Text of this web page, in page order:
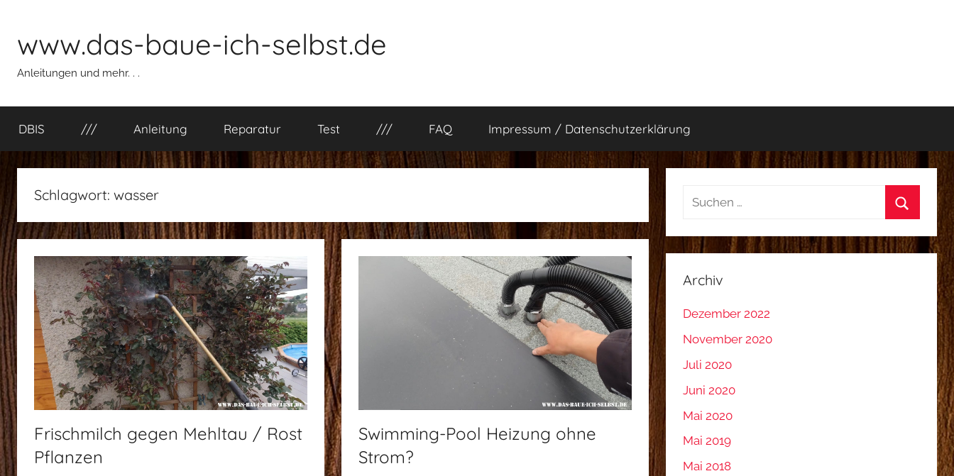
springen
www.das-baue-ich-selbst.de
Anleitungen und mehr. . .
DBIS /// Anleitung Reparatur Test /// FAQ Impressum / Datenschutzerklärung
Schlagwort: wasser
Frischmilch gegen Mehltau / Rost
Pflanzen
Swimming-Pool Heizung ohne
Strom?
Suchen
Suchen
Archiv
Dezember 2022
November 2020
Juli 2020
Juni 2020
Mai 2020
Mai 2019
Mai 2018